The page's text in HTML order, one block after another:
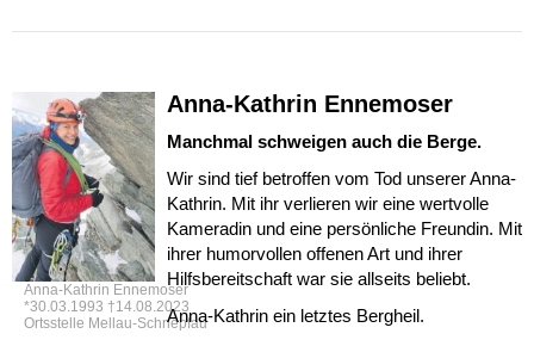
Anna-Kathrin Ennemoser
*30.03.1993 †14.08.2023
Ortsstelle Mellau-Schnepfau
Anna-Kathrin Ennemoser
Manchmal schweigen auch die Berge.
Wir sind tief betroffen vom Tod unserer Anna-
Kathrin. Mit ihr verlieren wir eine wertvolle
Kameradin und eine persönliche Freundin. Mit
ihrer humorvollen offenen Art und ihrer
Hilfsbereitschaft war sie allseits beliebt.
Anna-Kathrin ein letztes Bergheil.